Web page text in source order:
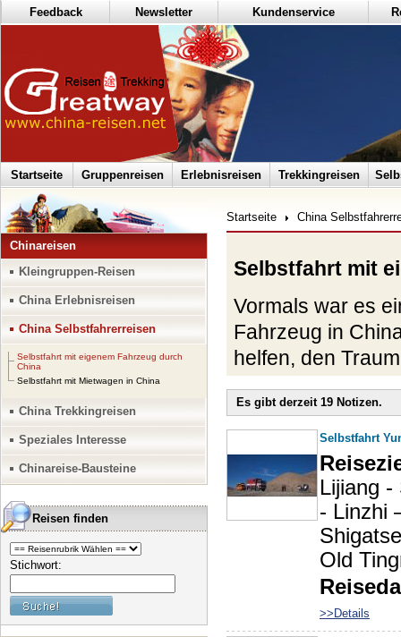
Feedback Newsletter Kundenservice
Startseite Gruppenreisen Erlebnisreisen Trekkingreisen
Chinareisen
Kleingruppen-Reisen
China Erlebnisreisen
China Selbstfahrerreisen
Selbstfahrt mit eigenem Fahrzeug durch
China
Selbstfahrt mit Mietwagen in China
China Trekkingreisen
Speziales Interesse
Chinareise-Bausteine
Reisen finden
Stichwort:
Startseite China
Selbstfahrt mit
Vormals war es
Fahrzeug in
helfen, den
Sie normale
Verkehrsmittel,
Motorrad in
Idee haben, bitte
die folgenden
1. Welches
2. Umrissliche
3.
4. Charakter der
Es gibt derzeit 19 Notizen.
Selbstfahrt
Lijiang
- Linzhi
Old
>>Details